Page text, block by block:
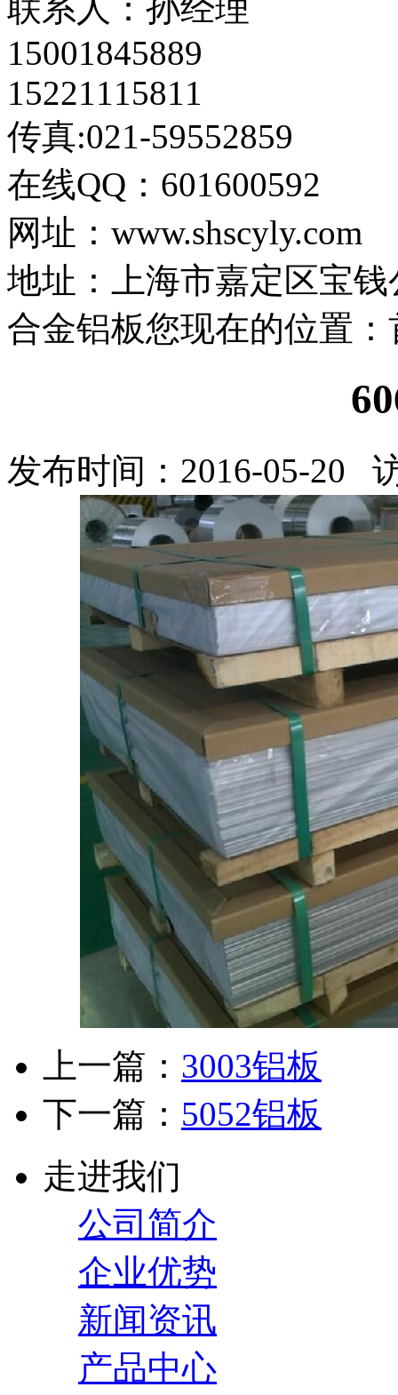
联系人：孙经理
15001845889
15221115811
传真:021-59552859
在线QQ：601600592
网址：www.shscyly.com
地址：上海市嘉定区宝钱
合金铝板您现在的位置
发布时间：2016-05-20
上一篇： 3003铝板
下一篇： 5052铝板
走进我们
公司简介
企业优势
新闻资讯
产品中心